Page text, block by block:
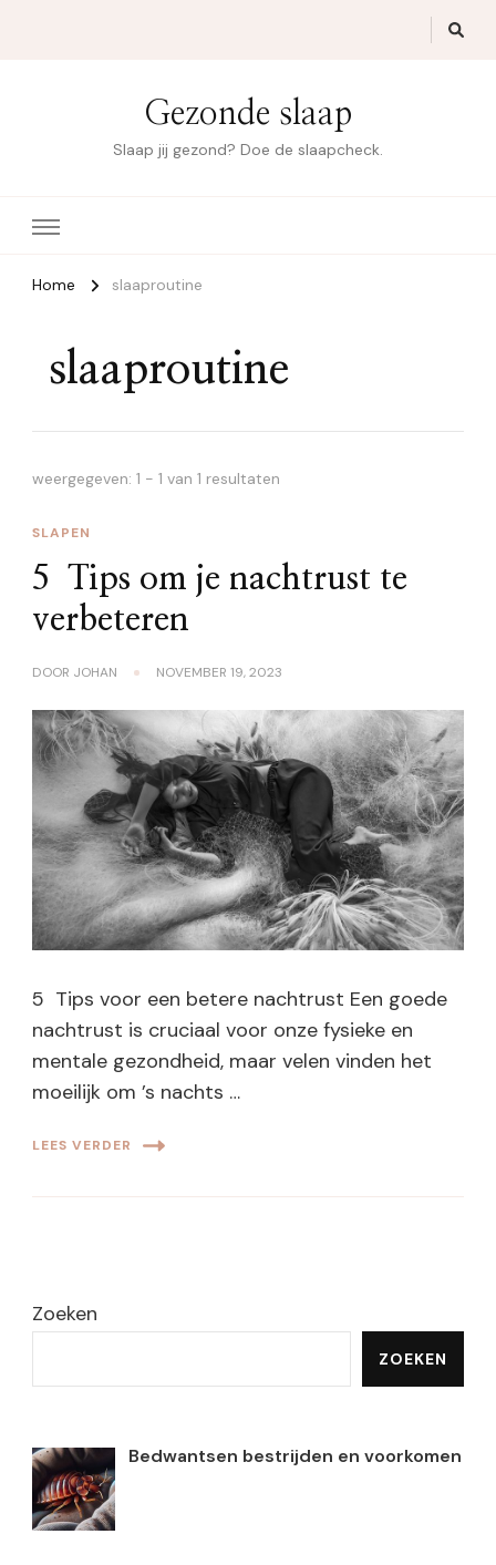
Gezonde slaap
Slaap jij gezond? Doe de slaapcheck.
Home slaaproutine
slaaproutine
weergegeven: 1 - 1 van 1 resultaten
SLAPEN
5 Tips om je nachtrust te
verbeteren
DOOR JOHAN NOVEMBER 19, 2023
5 Tips voor een betere nachtrust Een goede
nachtrust is cruciaal voor onze fysieke en
mentale gezondheid, maar velen vinden het
moeilijk om ’s nachts …
LEES VERDER
Zoeken
ZOEKEN
Bedwantsen bestrijden en voorkomen